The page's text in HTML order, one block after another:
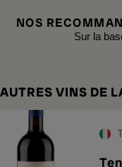
NOS
Sur la
AUTRES VINS DE